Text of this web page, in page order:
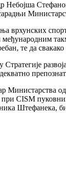
врхунских
међународним
те да
Министарства
CISM